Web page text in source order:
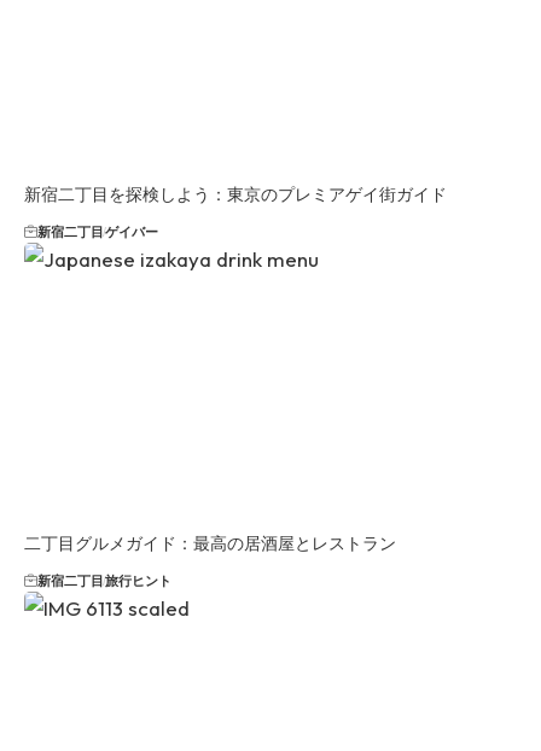
新宿二丁目を探検しよう：東京のプレミアゲイ街ガイド
新宿二丁目ゲイバー
二丁目グルメガイド：最高の居酒屋とレストラン
新宿二丁目旅行ヒント